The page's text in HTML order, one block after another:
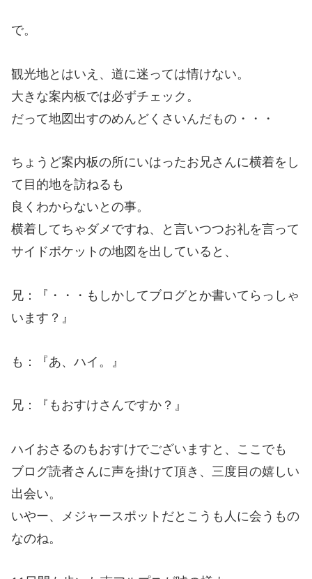
で。
観光地とはいえ、道に迷っては情けない。
大きな案内板では必ずチェック。
だって地図出すのめんどくさいんだもの・・・
ちょうど案内板の所にいはったお兄さんに横着をし
て目的地を訪ねるも
良くわからないとの事。
横着してちゃダメですね、と言いつつお礼を言って
サイドポケットの地図を出していると、
兄：『・・・もしかしてブログとか書いてらっしゃ
います？』
も：『あ、ハイ。』
兄：『もおすけさんですか？』
ハイおさるのもおすけでございますと、ここでも
ブログ読者さんに声を掛けて頂き、三度目の嬉しい
出会い。
いやー、メジャースポットだとこうも人に会うもの
なのね。